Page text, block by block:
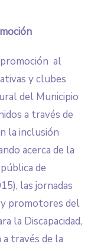
promoción al
y clubes
del Municipio
a través de
la inclusión
acerca de la
de
las jornadas
promotores del
la Discapacidad,
través de la